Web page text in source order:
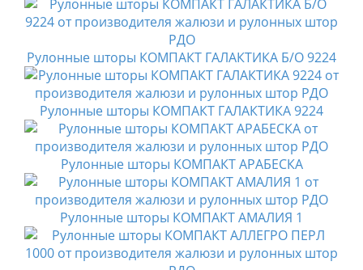
Рулонные шторы КОМПАКТ ГАЛАКТИКА Б/О 9224
Рулонные шторы КОМПАКТ ГАЛАКТИКА 9224
Рулонные шторы КОМПАКТ АРАБЕСКА
Рулонные шторы КОМПАКТ АМАЛИЯ 1